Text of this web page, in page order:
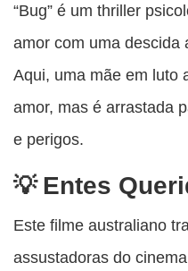
“Bug” é um thriller
amor com uma descida
Aqui, uma mãe em luto
amor, mas é arrastada
e perigos.
Entes
Este filme australiano
assustadoras do